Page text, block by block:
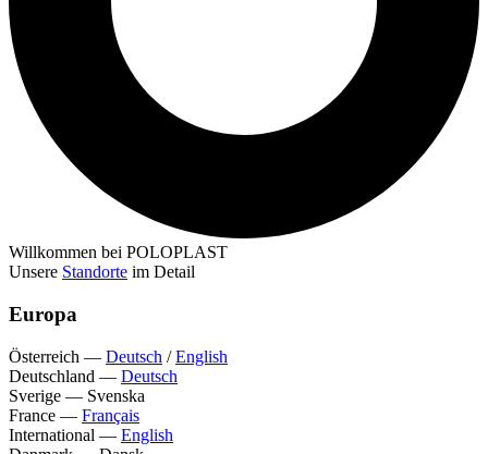
Willkommen bei POLOPLAST
Unsere Standorte im Detail
Europa
Österreich — Deutsch /English
Deutschland — Deutsch
Sverige — Svenska
France — Français
International — English